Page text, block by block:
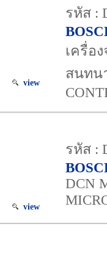
view
รหัส :
เครื่อ
สนทน
view
รหัส :
DCN